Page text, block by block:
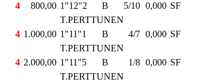
4 800,00 1"12"2 B 5/10 0,000 SF
T.PERTTUNEN
4 1.000,00 1"11"1 B 4/7 0,000 SF
T.PERTTUNEN
4 2.000,00 1"11"5 B 1/8 0,000 SF
T.PERTTUNEN